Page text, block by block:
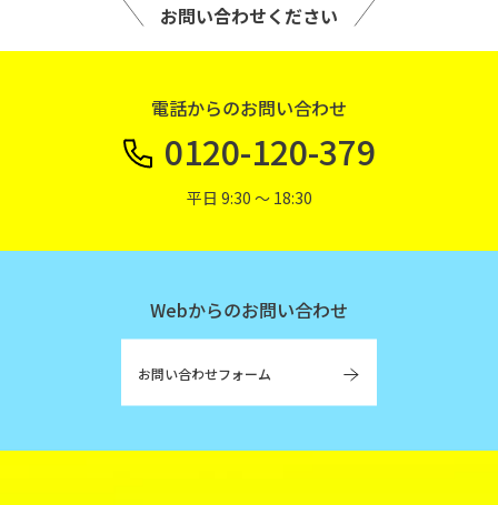
お問い合わせください
電話からのお問い合わせ
0120-120-379
平日 9:30 〜 18:30
Webからのお問い合わせ
お問い合わせフォーム